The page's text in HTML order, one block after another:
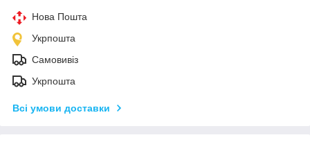
Нова Пошта
Укрпошта
Самовивіз
Укрпошта
Всі умови доставки